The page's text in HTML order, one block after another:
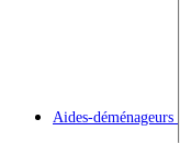
Aides-déménageurs